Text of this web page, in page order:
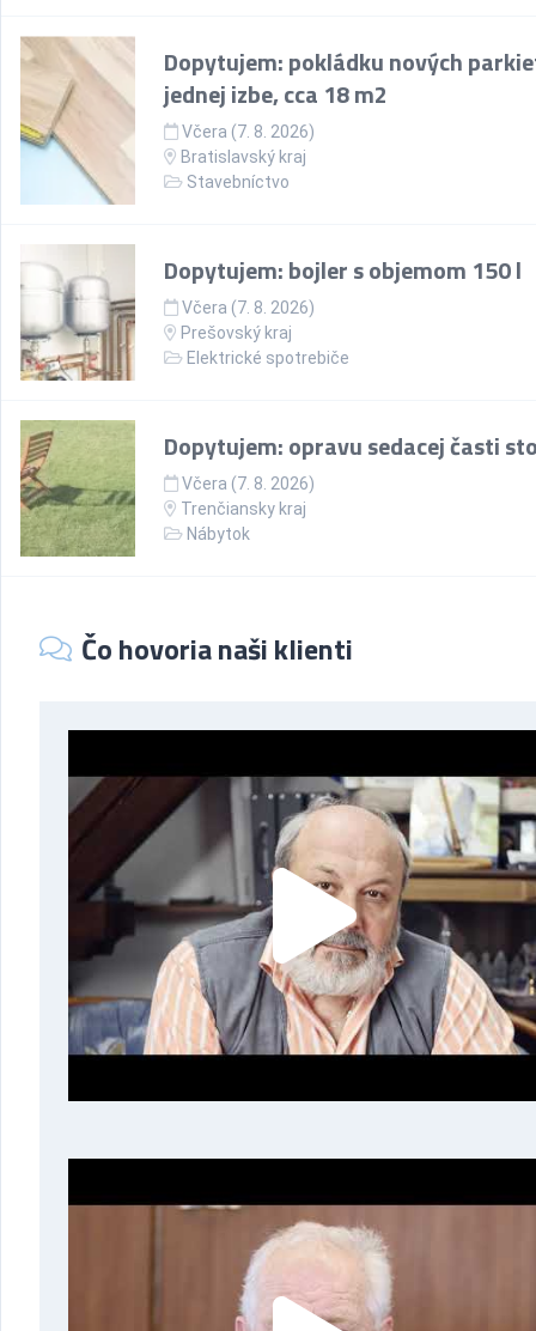
Dopytujem: pokládku nových
jednej izbe, cca 18 m2
Včera (7. 8. 2026)
Bratislavský kraj
Stavebníctvo
Dopytujem: bojler s objemom 150 l
Včera (7. 8. 2026)
Prešovský kraj
Elektrické spotrebiče
Dopytujem: opravu sedacej časti
Včera (7. 8. 2026)
Trenčiansky kraj
Nábytok
Čo hovoria naši klienti